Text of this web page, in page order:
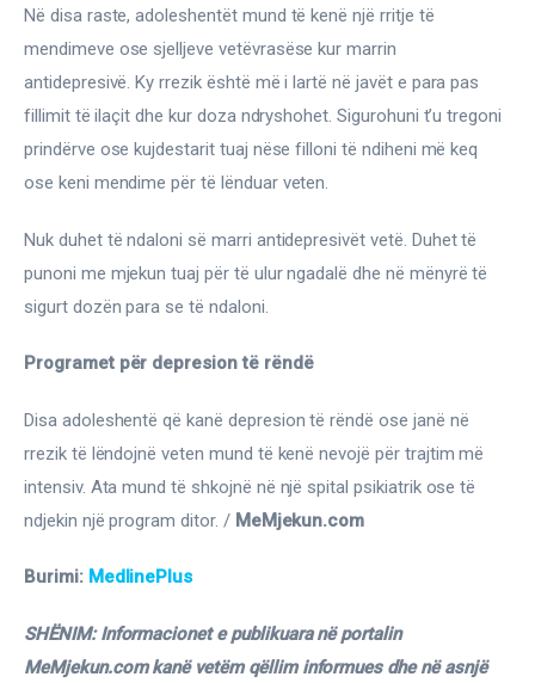
Në disa raste, adoleshentët mund të kenë një rritje të
mendimeve ose sjelljeve vetëvrasëse kur marrin
antidepresivë. Ky rrezik është më i lartë në javët e para pas
fillimit të ilaçit dhe kur doza ndryshohet. Sigurohuni t’u tregoni
prindërve ose kujdestarit tuaj nëse filloni të ndiheni më keq
ose keni mendime për të lënduar veten.
Nuk duhet të ndaloni së marri antidepresivët vetë. Duhet të
punoni me mjekun tuaj për të ulur ngadalë dhe në mënyrë të
sigurt dozën para se të ndaloni.
Programet për depresion të rëndë
Disa adoleshentë që kanë depresion të rëndë ose janë në
rrezik të lëndojnë veten mund të kenë nevojë për trajtim më
intensiv. Ata mund të shkojnë në një spital psikiatrik ose të
ndjekin një program ditor. / MeMjekun.com
Burimi: MedlinePlus
SHËNIM: Informacionet e publikuara në portalin
MeMjekun.com kanë vetëm qëllim informues dhe në asnjë